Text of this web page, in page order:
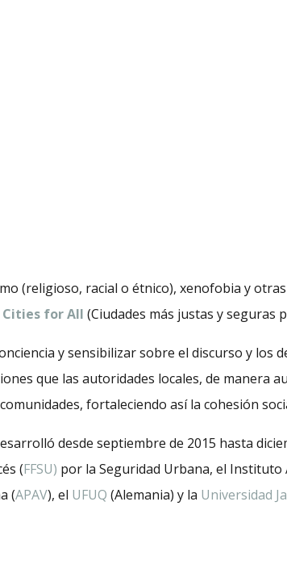
(religioso, racial o étnico), xenofobia y
Cities for All (Ciudades más justas y seguras
y sensibilizar sobre el discurso y los
que las autoridades locales, de manera
fortaleciendo así la cohesión
desde septiembre de 2015 hasta
(FFSU) por la Seguridad Urbana, el Instituto
(APAV), el UFUQ (Alemania) y la Universidad